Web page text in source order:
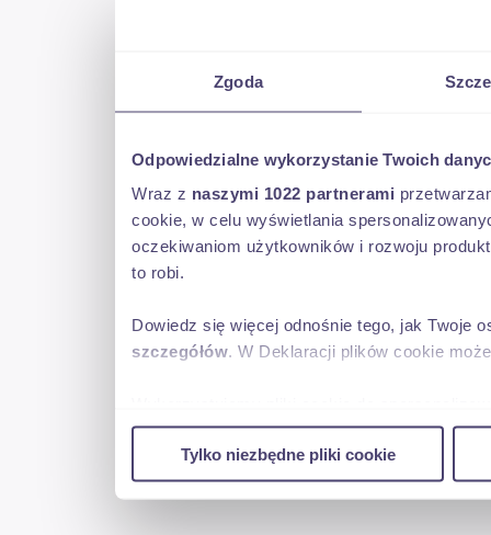
Zgoda
Odpowiedzialne wykorzystanie Twoich
Wraz z naszymi 1022 partnerami
cookie, w celu wyświetlania
oczekiwaniom użytkowników i rozwoju
to robi.
Dowiedz się więcej odnośnie tego, jak Twoje
szczegółów. W Deklaracji plików cookie
w naszej witrynie. Informacje o tym, jak
reklamowym i analitycznym. Partnerzy
uzyskanymi podczas korzystania z ich usług.
Tylko niezbędne pliki cookie